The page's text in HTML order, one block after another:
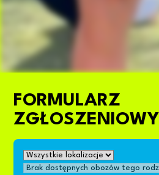
FORMULARZ
ZGŁOSZENIOWY